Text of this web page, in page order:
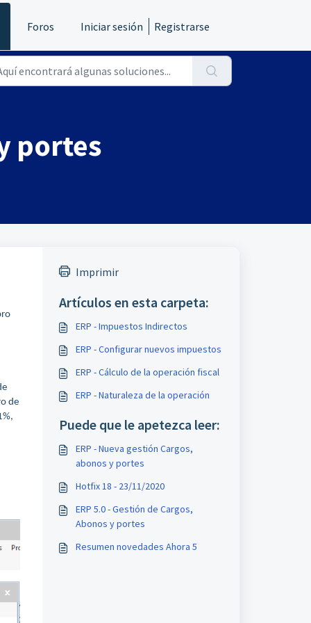
Foros Iniciar sesión Registrarse
portes
de
Imprimir
Artículos en esta carpeta:
ERP - Impuestos Indirectos
ERP - Configurar nuevos impuestos
ERP - Cálculo de la operación fiscal
ERP - Naturaleza de la operación
Puede que le apetezca leer:
ERP - Nueva gestión Cargos,
abonos y portes
Hotfix 18 - 23/11/2020
ERP 5.0 - Gestión de Cargos,
Abonos y portes
Resumen novedades Ahora 5